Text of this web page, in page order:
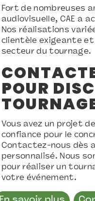
Fort de nombreuses
audiovisuelle, CAE a
Nos réalisations
clientèle exigeante et
secteur du tournage.
POUR
Vous avez un projet
confiance pour le
Contactez-nous dès
personnalisé. Nous
pour réaliser un
votre événement.